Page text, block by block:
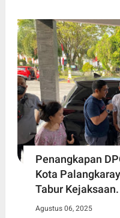
Penangkapan
Kota
Tabur Kejaksaan.
Agustus 06, 2025